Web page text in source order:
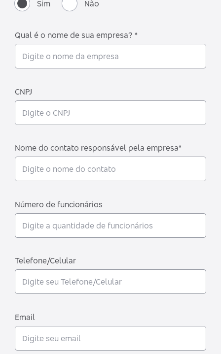
Sim Não
Qual é o nome de sua empresa? *
CNPJ
Nome do contato responsável pela empresa*
Número de funcionários
Telefone/Celular
Email